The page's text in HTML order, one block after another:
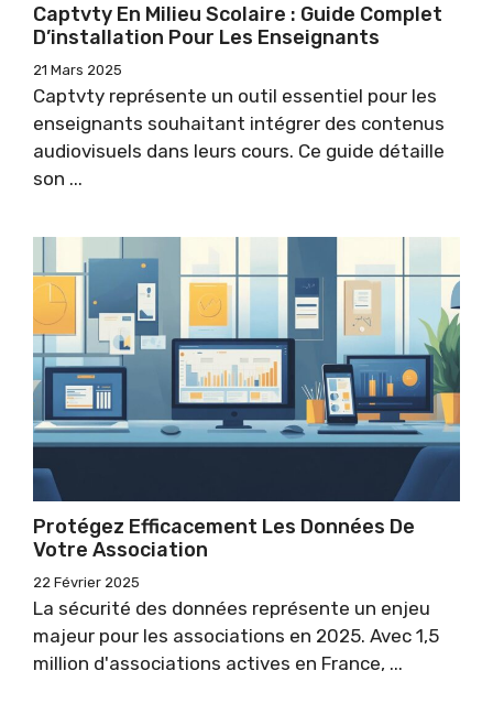
Captvty En Milieu Scolaire : Guide Complet
D’installation Pour Les Enseignants
21 Mars 2025
Captvty représente un outil essentiel pour les
enseignants souhaitant intégrer des contenus
audiovisuels dans leurs cours. Ce guide détaille
son ...
Protégez Efficacement Les Données De
Votre Association
22 Février 2025
La sécurité des données représente un enjeu
majeur pour les associations en 2025. Avec 1,5
million d'associations actives en France, ...